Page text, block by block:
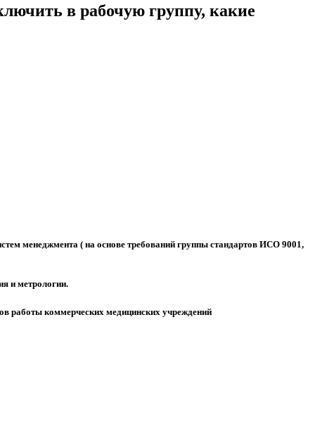
в рабочую группу, какие
менеджмента ( на основе требований группы стандартов ИСО 9001,
и метрологии.
работы коммерческих медицинских учреждений